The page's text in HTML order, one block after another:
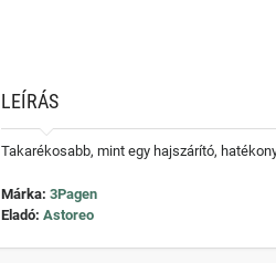
LEÍRÁS
Takarékosabb, mint egy hajszárító,
Márka: 3Pagen
Eladó: Astoreo